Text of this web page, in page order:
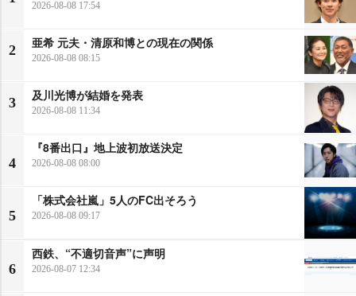
2026-08-08 17:54
2
亜希 元夫・清原和博との現在の関係
2026-08-08 08:15
3
及川光博が結婚を発表
2026-08-08 11:34
4
『8番出口』地上波初放送決定
2026-08-08 08:00
5
「株式会社嵐」5人のFC出そろう
2026-08-08 09:17
6
西鉄、“不適切音声”に声明
2026-08-07 12:34